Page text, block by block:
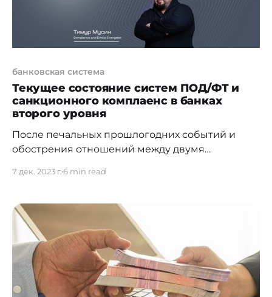
банковская система
Текущее состояние систем ПОД/ФТ и
санкционного комплаенс в банках
второго уровня
После печальных прошлогодних событий и
обострения отношений между двумя
пространстве значительно изменились
казахстанскими (и не только) компаниями
деловых отношений с потенциальными
клиентами. С прошлого года были значительно
усилены меры мониторинга в отношении
клиентов из Российской Федерации, так и
клиентов из таких стран,
7 дек. 2023 г.6 min read